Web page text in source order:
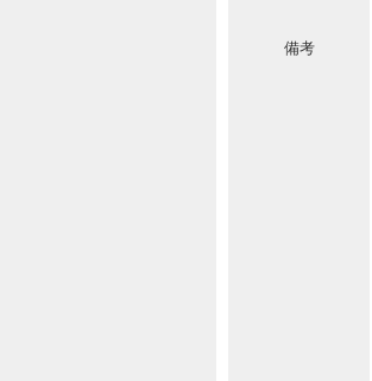
備考